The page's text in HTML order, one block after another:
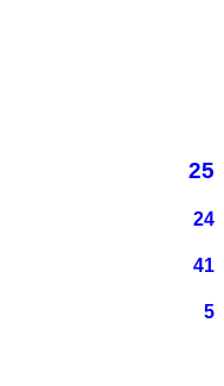
25
24
41
5